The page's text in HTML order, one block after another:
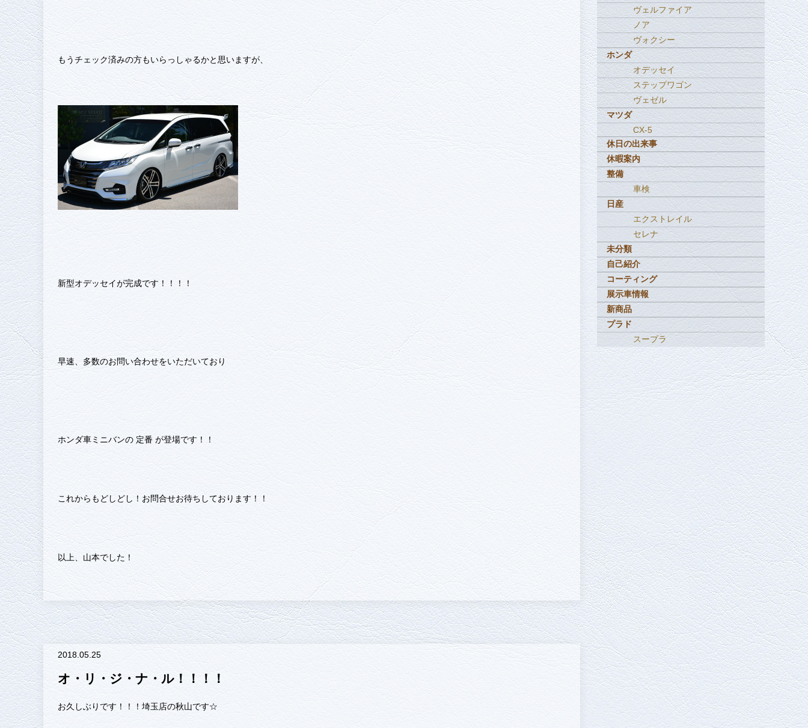
もうチェック済みの方もいらっしゃるかと思いますが、
新型オデッセイが完成です！！！！
早速、多数のお問い合わせをいただいており
ホンダ車ミニバンの 定番 が登場です！！
これからもどしどし！お問合せお待ちしております！！
以上、山本でした！
2018.05.25
オ・リ・ジ・ナ・ル！！！！
お久しぶりです！！！埼玉店の秋山です☆
ヴェルファイア
ノア
ヴォクシー
ホンダ
オデッセイ
ステップワゴン
ヴェゼル
マツダ
CX-5
休日の出来事
休暇案内
整備
車検
日産
エクストレイル
セレナ
未分類
自己紹介
コーティング
展示車情報
新商品
プラド
スープラ